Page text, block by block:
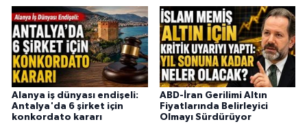
Alanya iş dünyası endişeli:
Antalya'da 6 şirket için
konkordato kararı
ABD-İran Gerilimi Altın
Fiyatlarında Belirleyici
Olmayı Sürdürüyor